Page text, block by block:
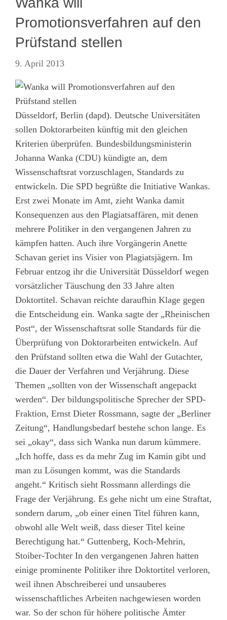
Promotionsverfahren auf den
Prüfstand stellen
9. April 2013
Düsseldorf, Berlin (dapd). Deutsche Universitäten
sollen Doktorarbeiten künftig mit den gleichen
Kriterien überprüfen. Bundesbildungsministerin
Johanna Wanka (CDU) kündigte an, dem
Wissenschaftsrat vorzuschlagen, Standards zu
entwickeln. Die SPD begrüßte die Initiative Wankas.
Erst zwei Monate im Amt, zieht Wanka damit
Konsequenzen aus den Plagiatsaffären, mit denen
mehrere Politiker in den vergangenen Jahren zu
kämpfen hatten. Auch ihre Vorgängerin Anette
Schavan geriet ins Visier von Plagiatsjägern. Im
Februar entzog ihr die Universität Düsseldorf wegen
vorsätzlicher Täuschung den 33 Jahre alten
Doktortitel. Schavan reichte daraufhin Klage gegen
die Entscheidung ein. Wanka sagte der „Rheinischen
Post“, der Wissenschaftsrat solle Standards für die
Überprüfung von Doktorarbeiten entwickeln. Auf
den Prüfstand sollten etwa die Wahl der Gutachter,
die Dauer der Verfahren und Verjährung. Diese
Themen „sollten von der Wissenschaft angepackt
werden“. Der bildungspolitische Sprecher der SPD-
Fraktion, Ernst Dieter Rossmann, sagte der „Berliner
Zeitung“, Handlungsbedarf bestehe schon lange. Es
sei „okay“, dass sich Wanka nun darum kümmere.
„Ich hoffe, dass es da mehr Zug im Kamin gibt und
man zu Lösungen kommt, was die Standards
angeht.“ Kritisch sieht Rossmann allerdings die
Frage der Verjährung. Es gehe nicht um eine Straftat,
sondern darum, „ob einer einen Titel führen kann,
obwohl alle Welt weiß, dass dieser Titel keine
Berechtigung hat.“ Guttenberg, Koch-Mehrin,
Stoiber-Tochter In den vergangenen Jahren hatten
einige prominente Politiker ihre Doktortitel verloren,
weil ihnen Abschreiberei und unsauberes
wissenschaftliches Arbeiten nachgewiesen worden
war. So der schon für höhere politische Ämter